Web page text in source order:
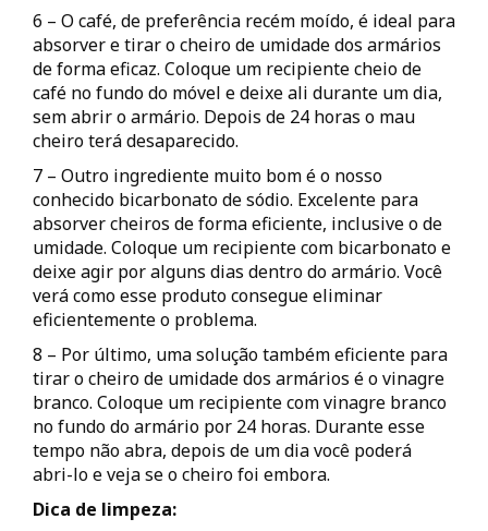
6 – O café, de preferência recém moído, é ideal para
absorver e tirar o cheiro de umidade dos armários
de forma eficaz. Coloque um recipiente cheio de
café no fundo do móvel e deixe ali durante um dia,
sem abrir o armário. Depois de 24 horas o mau
cheiro terá desaparecido.
7 – Outro ingrediente muito bom é o nosso
conhecido bicarbonato de sódio. Excelente para
absorver cheiros de forma eficiente, inclusive o de
umidade. Coloque um recipiente com bicarbonato e
deixe agir por alguns dias dentro do armário. Você
verá como esse produto consegue eliminar
eficientemente o problema.
8 – Por último, uma solução também eficiente para
tirar o cheiro de umidade dos armários é o vinagre
branco. Coloque um recipiente com vinagre branco
no fundo do armário por 24 horas. Durante esse
tempo não abra, depois de um dia você poderá
abri-lo e veja se o cheiro foi embora.
Dica de limpeza: